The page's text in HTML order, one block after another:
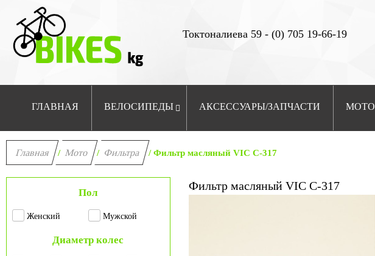
Токтоналиева 59 - (0) 705 19-66-19
ГЛАВНАЯ ВЕЛОСИПЕДЫ АКСЕССУАРЫ/ЗАПЧАСТИ МОТО
Главная / Мото / Фильтра / Фильтр масляный VIC C-317
Пол
Женский Мужской
Диаметр колес
Фильтр масляный VIC C-317